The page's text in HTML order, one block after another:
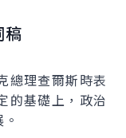
稿
總理查爾斯時表
的基礎上，政治